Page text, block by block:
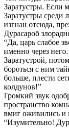
Заратустры. Если
Заратустры среди
изгнан отсюда,
Дурасароб
“Да, царь слабое
именно через
Заратустрой,
бороться с ним
больше, плести
колдунов!”
Громкий звук
пространство
вмиг оживились и
“Изумительно!